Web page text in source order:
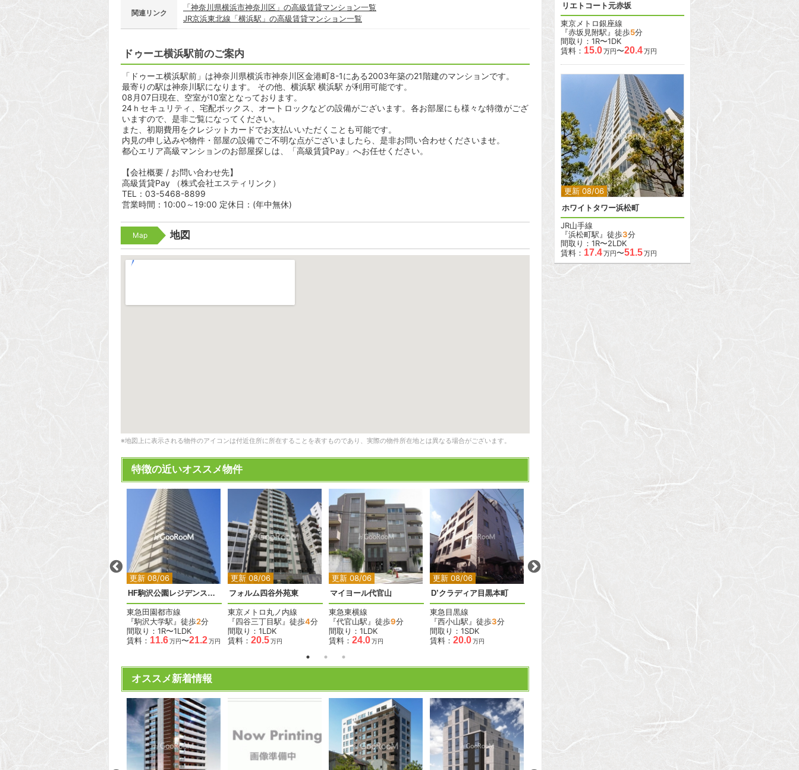
関連リンク
「神奈川県横浜市神奈川区」の高級賃貸マンション一覧
JR京浜東北線「横浜駅」の高級賃貸マンション一覧
ドゥーエ横浜駅前のご案内
「ドゥーエ横浜駅前」は神奈川県横浜市神奈川区金港町8-1にある2003年築の21階建のマンションです。
最寄りの駅は神奈川駅になります。 その他、横浜駅 横浜駅 が利用可能です。
08月07日現在、空室が10室となっております。
24ｈセキュリティ、宅配ボックス、オートロックなどの設備がございます。各お部屋にも様々な特徴がござ
いますので、是非ご覧になってください。
また、初期費用をクレジットカードでお支払いいただくことも可能です。
内見の申し込みや物件・部屋の設備でご不明な点がございましたら、是非お問い合わせくださいませ。
都心エリア高級マンションのお部屋探しは、「高級賃貸Pay」へお任せください。
【会社概要 / お問い合わせ先】
高級賃貸Pay （株式会社エスティリンク）
TEL：03-5468-8899
営業時間：10:00～19:00 定休日：(年中無休)
Map 地図
※地図上に表示される物件のアイコンは付近住所に所在することを表すものであり、実際の物件所在地とは異なる場合がございます。
特徴の近いオススメ物件
更新 08/06
2
HF駒沢公園レジデンスタワー
東急田園都市線
『駒沢大学駅』徒歩2分
間取り：1R〜1LDK
賃料： 11.6万円〜21.2万円
更新 08/06
2
フォルム四谷外苑東
東京メトロ丸ノ内線
『四谷三丁目駅』徒歩4分
間取り：1LDK
賃料： 20.5万円
更新 08/06
2
マイヨール代官山
東急東横線
『代官山駅』徒歩9分
間取り：1LDK
賃料： 24.0万円
更新 08/06
2
D’クラディア目黒本町
東急目黒線
『西小山駅』徒歩3分
間取り：1SDK
賃料： 20.0万円
間取り：3LDK
賃料：20.5
オススメ新着情報
2
2
2
2
2
リエトコート元赤坂
東京メトロ銀座線
『赤坂見附駅』徒歩5分
間取り：1R〜1DK
賃料： 15.0万円〜20.4万円
更新 08/06
2 2
ホワイトタワー浜松町
JR山手線
『浜松町駅』徒歩3分
間取り：1R〜2LDK
賃料： 17.4万円〜51.5万円